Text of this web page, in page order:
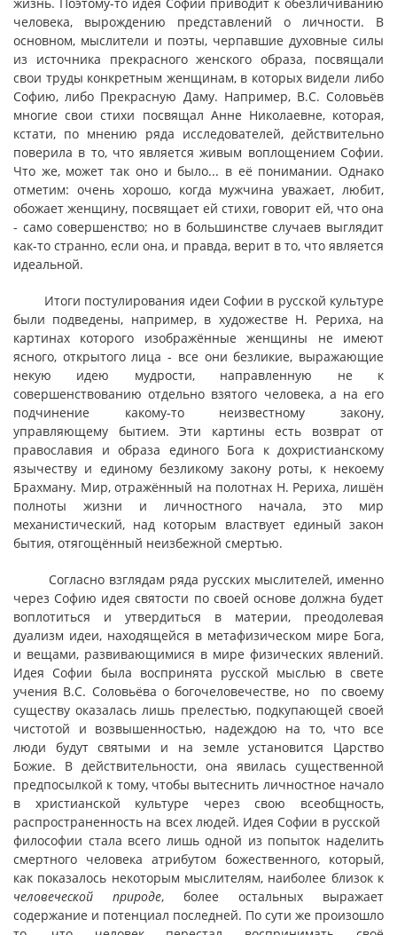
человека, вырождению представлений о личности. В
основном, мыслители и поэты, черпавшие духовные силы
из источника прекрасного женского образа, посвящали
свои труды конкретным женщинам, в которых видели либо
Софию, либо Прекрасную Даму. Например, В.С. Соловьёв
многие свои стихи посвящал Анне Николаевне, которая,
кстати, по мнению ряда исследователей, действительно
поверила в то, что является живым воплощением Софии.
Что же, может так оно и было... в её понимании. Однако
отметим: очень хорошо, когда мужчина уважает, любит,
обожает женщину, посвящает ей стихи, говорит ей, что она
- само совершенство; но в большинстве случаев выглядит
как-то странно, если она, и правда, верит в то, что является
идеальной.
Итоги постулирования идеи Софии в русской культуре
были подведены, например, в художестве Н. Рериха, на
картинах которого изображённые женщины не имеют
ясного, открытого лица - все они безликие, выражающие
некую идею мудрости, направленную не к
совершенствованию отдельно взятого человека, а на его
подчинение какому-то неизвестному закону,
управляющему бытием. Эти картины есть возврат от
православия и образа единого Бога к дохристианскому
язычеству и единому безликому закону роты, к некоему
Брахману. Мир, отражённый на полотнах Н. Рериха, лишён
полноты жизни и личностного начала, это мир
механистический, над которым властвует единый закон
бытия, отягощённый неизбежной смертью.
Согласно взглядам ряда русских мыслителей, именно
через Софию идея святости по своей основе должна будет
воплотиться и утвердиться в материи, преодолевая
дуализм идеи, находящейся в метафизическом мире Бога,
и вещами, развивающимися в мире физических явлений.
Идея Софии была воспринята русской мыслью в свете
учения В.С. Соловьёва о богочеловечестве, но по своему
существу оказалась лишь прелестью, подкупающей своей
чистотой и возвышенностью, надеждою на то, что все
люди будут святыми и на земле установится Царство
Божие. В действительности, она явилась существенной
предпосылкой к тому, чтобы вытеснить личностное начало
в христианской культуре через свою всеобщность,
распространенность на всех людей. Идея Софии в русской
философии стала всего лишь одной из попыток наделить
смертного человека атрибутом божественного, который,
как показалось некоторым мыслителям, наиболее близок к
человеческой природе, более остальных выражает
содержание и потенциал последней. По сути же произошло